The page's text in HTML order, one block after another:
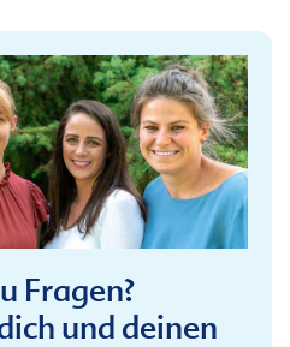
Fragen?
und deinen